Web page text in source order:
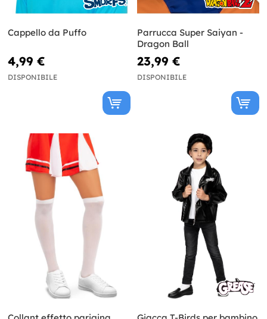
Cappello da Puffo
4,99 €
DISPONIBILE
Parrucca Super Saiyan -
Dragon Ball
23,99 €
DISPONIBILE